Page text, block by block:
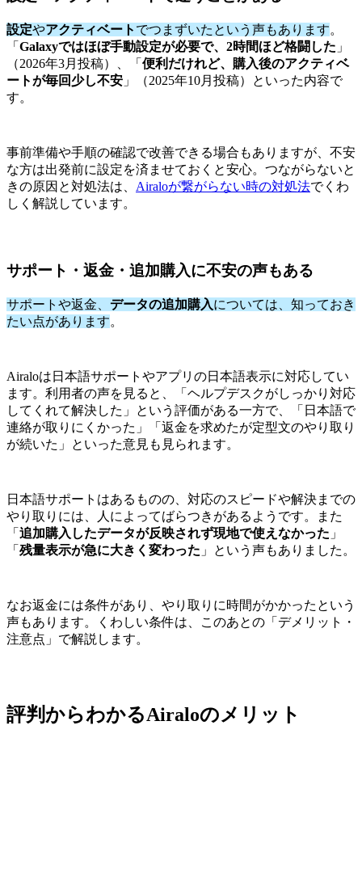
設定やアクティベート でつまずいたという声もあります。
「 Galaxyではほぼ手動設定が必要で、2時間ほど格闘した 」
（2026年3月投稿）、「 便利だけれど、購入後のアクティベ
ートが毎回少し不安 」（2025年10月投稿）といった内容で
す。
事前準備や手順の確認で改善できる場合もありますが、不安
な方は出発前に設定を済ませておくと安心。つながらないと
きの原因と対処法は、 Airaloが繋がらない時の対処法でくわ
しく解説しています。
サポート・返金・追加購入に不安の声もある
サポートや返金、 データの追加購入については、知っておき
たい点があります。
Airaloは日本語サポートやアプリの日本語表示に対応してい
ます。利用者の声を見ると、「ヘルプデスクがしっかり対応
してくれて解決した」という評価がある一方で、「日本語で
連絡が取りにくかった」「返金を求めたが定型文のやり取り
が続いた」といった意見も見られます。
日本語サポートはあるものの、対応のスピードや解決までの
やり取りには、人によってばらつきがあるようです。また
「 追加購入したデータが反映されず現地で使えなかった 」
「 残量表示が急に大きく変わった 」という声もありました。
なお返金には条件があり、やり取りに時間がかかったという
声もあります。くわしい条件は、このあとの「デメリット・
注意点」で解説します。
評判からわかるAiraloのメリット